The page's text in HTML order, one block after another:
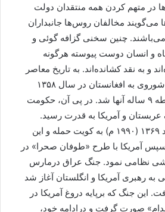
در متهم کردن همه منتقدان دولت
مخالفان روس‌ها جانبداران
می‌باشند. چنین سخنی گزافه گوئی و
و انسان دوست پیوسته هرگونه
و به نقد کشانده‌اند. به تاریخ معاصر
نگاهی بیاندازیم. تجاوز شوروی به افغانستان در سال ۱۳۵۸
خورشیدی منجر به سلطه ۹ ساله آنها شد. در پی آن، حکومت
و آمریکا به قدرت رسید.
عراق در تاریخ ۱۱ مرداد ۱۳۶۹ (۱۹۹۰ م) به کویت حمله و این
آمریکا با طرح «طوفان صحرا» در
کشی نظامی نمود. جنگ عراق درمارس
به رهبری آمریکا و انگلستان آغاز شد
پایان یافت. این جنگ که برپایه دروغ آمریکا در
صورت گرفت و درادامه خود،